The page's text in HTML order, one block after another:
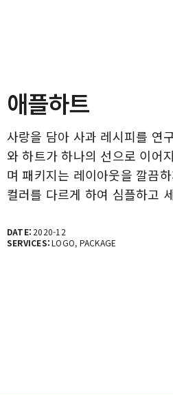
애플하트
사랑을 담아 사과 레시피를 연
와 하트가 하나의 선으로 이어
며 패키지는 레이아웃을 깔끔
컬러를 다르게 하여 심플하고
DATE: 2020-12
SERVICES:LOGO, PACKAGE